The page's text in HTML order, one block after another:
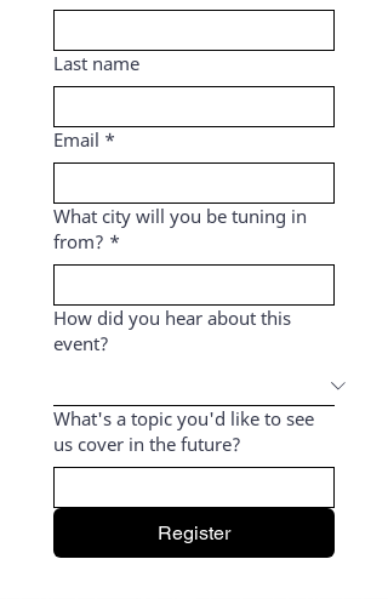
Last name
Email *
What city will you be tuning in
from? *
How did you hear about this
event?
What's a topic you'd like to see
us cover in the future?
Register